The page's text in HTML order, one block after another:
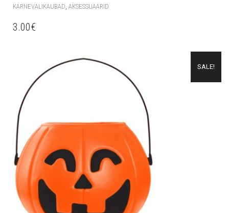
KARNEVALIKAUBAD, AKSESSUAARID
3.00€
SALE!